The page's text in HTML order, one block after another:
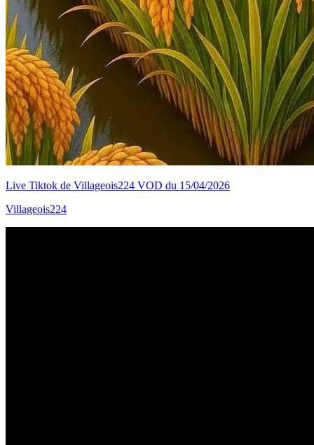
Live Tiktok de Villageois224 VOD du 15/04/2026
Villageois224